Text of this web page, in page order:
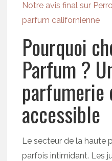
Notre avis final sur
parfum californienne
Pourquoi
Parfum ?
parfumerie
accessible
Le secteur de la haute
parfois intimidant. Les